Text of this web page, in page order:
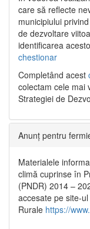
care să reflecte
municipiului
de dezvoltare
identificarea
chestionar
Completând acest
colectam cele mai
Strategiei de
Anunț pentru
Materialele
climă cuprinse în
(PNDR) 2014 –
accesate pe site-
Rurale https://